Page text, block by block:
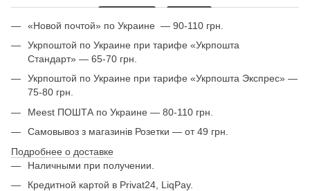
«Новой почтой» по Украине — 90-110 грн.
Укрпоштой по Украине при тарифе «Укрпошта
Стандарт» — 65-70 грн.
Укрпоштой по Украине при тарифе «Укрпошта Экспрес» —
75-80 грн.
Meest ПОШТА по Украине — 80-110 грн.
Самовывоз з магазинів Розетки — от 49 грн.
Подробнее о доставке
Наличными при получении.
Кредитной картой в Privat24, LiqPay.